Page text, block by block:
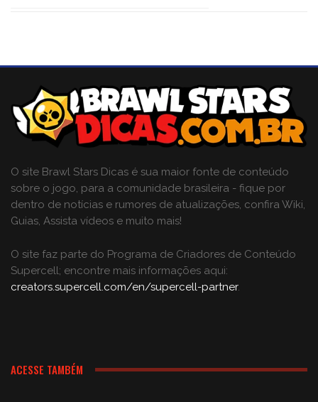
O site Brawl Stars Dicas é sua maior fonte de conteúdo
sobre o jogo, para a comunidade brasileira - fique por
dentro de notícias e rumores de atualizações, confira Wiki,
Guias, Assista vídeos e muito mais!
O site faz parte do Programa de Criadores de Conteúdo
Supercell; encontre mais informações aqui:
creators.supercell.com/en/supercell-partner.
ACESSE TAMBÉM